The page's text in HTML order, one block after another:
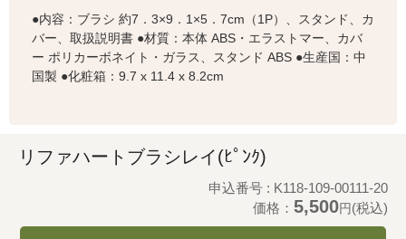
●内容：ブラシ 約7．3×9．1×5．7cm（1P）、スタンド、カ
バー、取扱説明書 ●材質：本体 ABS・エラストマー、カバ
ー ポリカーボネイト・ガラス、スタンド ABS ●生産国：中
国製 ●化粧箱：9.7 x 11.4 x 8.2cm
リファハートブラシレイ(ﾋﾟﾝｸ)
申込番号 : K118-109-00111-20
価格： 5,500円(税込)